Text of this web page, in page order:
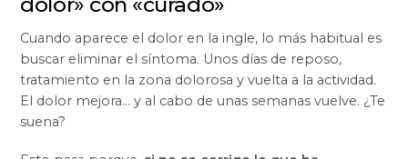
Cuando aparece el dolor en la ingle, lo más habitual es
buscar eliminar el síntoma. Unos días de reposo,
tratamiento en la zona dolorosa y vuelta a la actividad.
El dolor mejora… y al cabo de unas semanas vuelve. ¿Te
suena?